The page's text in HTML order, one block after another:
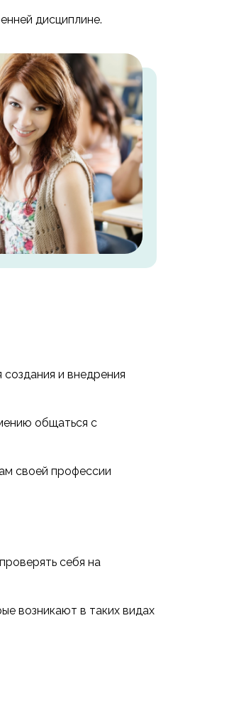
дисциплине.
и внедрения
общаться с
своей профессии
себя на
возникают в таких видах